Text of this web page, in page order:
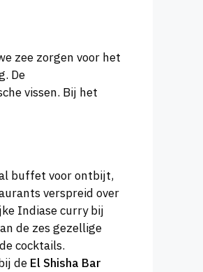
zee zorgen voor het
De
vissen. Bij het
buffet voor ontbijt,
verspreid over
Indiase curry bij
de zes gezellige
cocktails.
de El Shisha Bar